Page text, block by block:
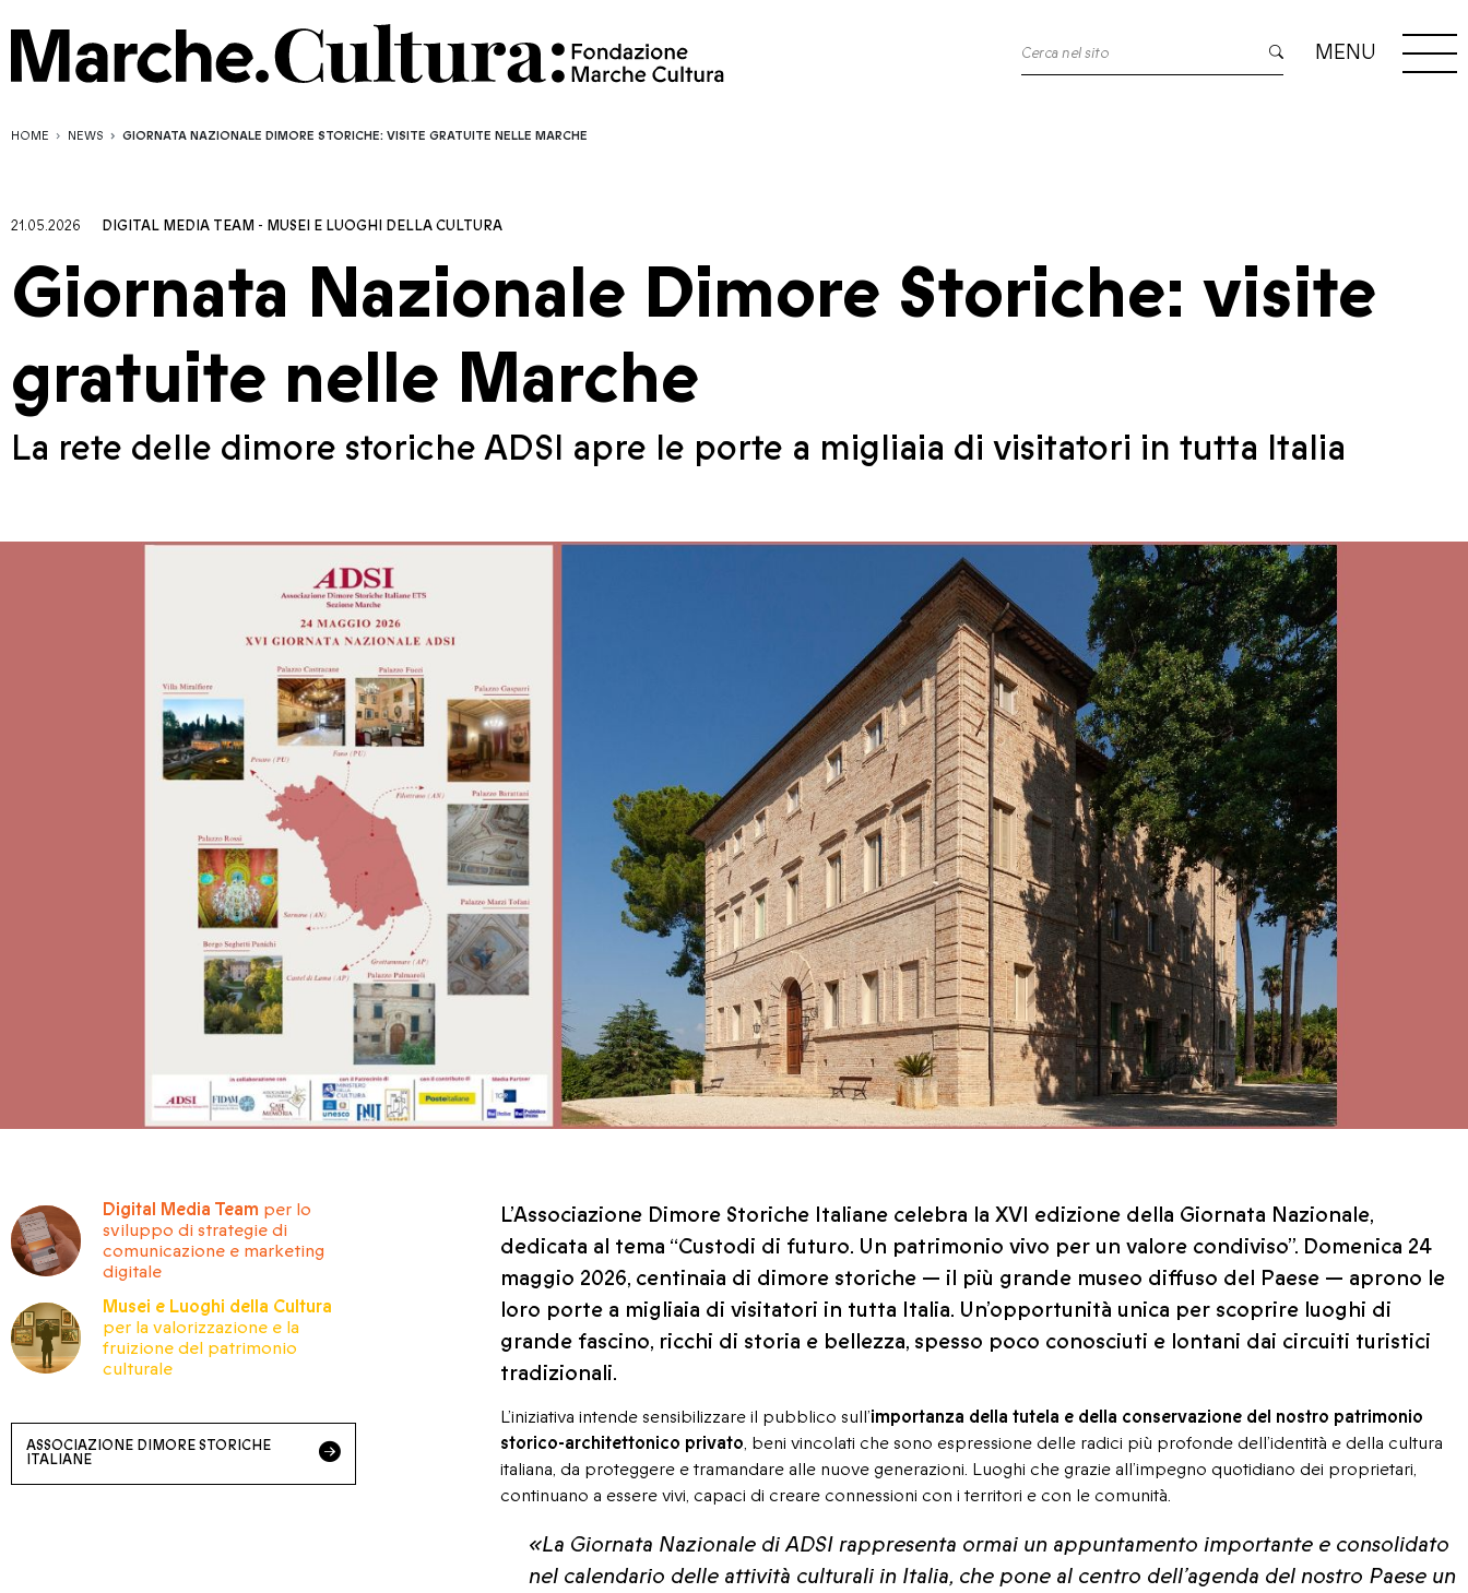
MENU
HOME NEWS GIORNATA NAZIONALE DIMORE STORICHE: VISITE GRATUITE NELLE MARCHE
21.05.2026 DIGITAL MEDIA TEAM - MUSEI E LUOGHI DELLA CULTURA
Giornata Nazionale Dimore Storiche: visite
gratuite nelle Marche
La rete delle dimore storiche ADSI apre le porte a migliaia di visitatori in tutta Italia
L’Associazione Dimore Storiche Italiane celebra la XVI edizione della Giornata Nazionale,
dedicata al tema “Custodi di futuro. Un patrimonio vivo per un valore condiviso”. Domenica 24
maggio 2026, centinaia di dimore storiche — il più grande museo diffuso del Paese — aprono le
loro porte a migliaia di visitatori in tutta Italia. Un’opportunità unica per scoprire luoghi di
grande fascino, ricchi di storia e bellezza, spesso poco conosciuti e lontani dai circuiti turistici
tradizionali.
L’iniziativa intende sensibilizzare il pubblico sull’importanza della tutela e della conservazione del nostro patrimonio
storico-architettonico privato, beni vincolati che sono espressione delle radici più profonde dell’identità e della cultura
italiana, da proteggere e tramandare alle nuove generazioni. Luoghi che grazie all’impegno quotidiano dei proprietari,
continuano a essere vivi, capaci di creare connessioni con i territori e con le comunità.
«La Giornata Nazionale di ADSI rappresenta ormai un appuntamento importante e consolidato
nel calendario delle attività culturali in Italia, che pone al centro dell’agenda del nostro Paese un
Digital Media Team per lo
sviluppo di strategie di
comunicazione e marketing
digitale
Musei e Luoghi della Cultura
per la valorizzazione e la
fruizione del patrimonio
culturale
ASSOCIAZIONE DIMORE STORICHE
ITALIANE